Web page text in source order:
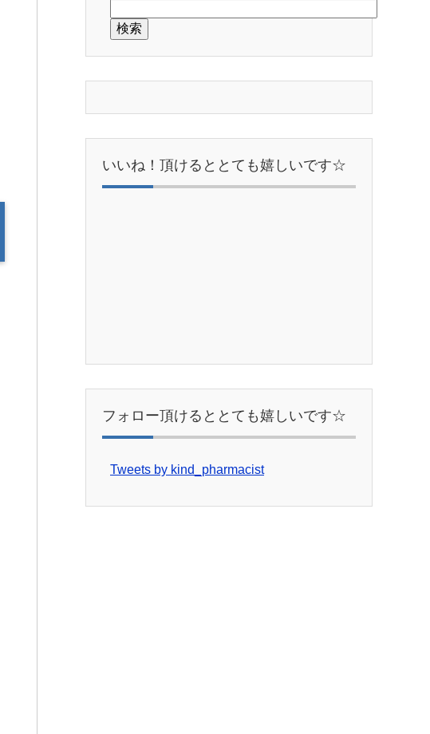
いいね！頂けるととても嬉しいです☆
フォロー頂けるととても嬉しいです☆
Tweets by kind_pharmacist